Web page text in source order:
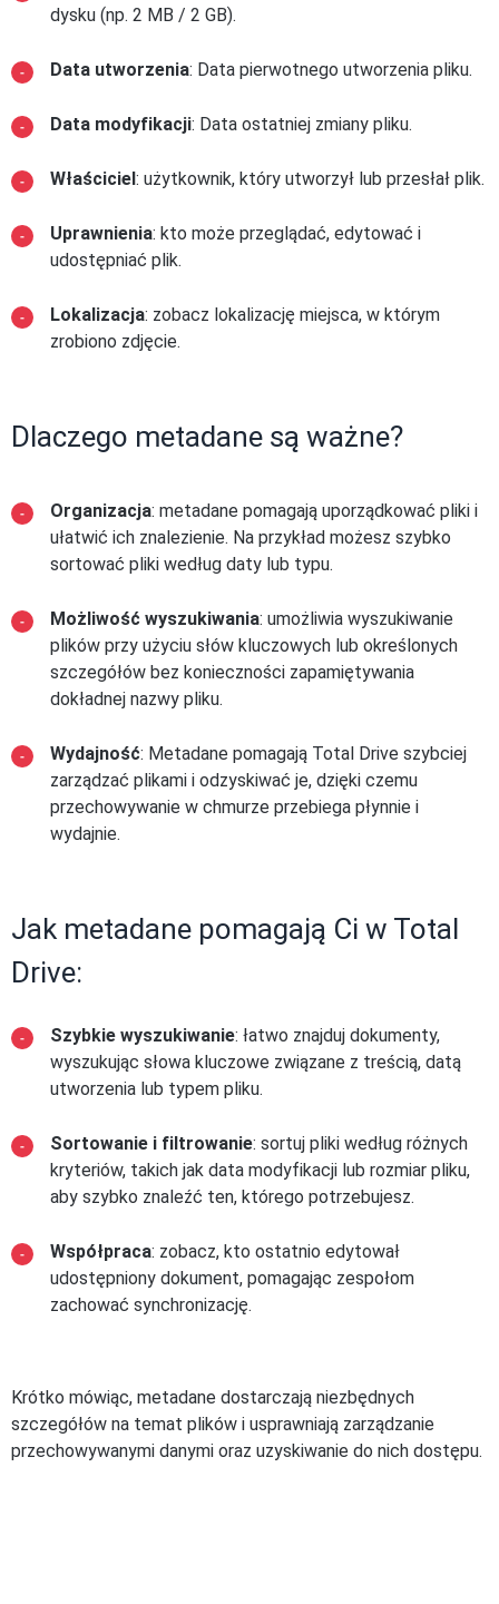
dysku (np. 2 MB / 2 GB).
Data utworzenia: Data pierwotnego utworzenia pliku.
Data modyfikacji: Data ostatniej zmiany pliku.
Właściciel: użytkownik, który utworzył lub przesłał plik.
Uprawnienia: kto może przeglądać, edytować i
udostępniać plik.
Lokalizacja: zobacz lokalizację miejsca, w którym
zrobiono zdjęcie.
Dlaczego metadane są ważne?
Organizacja: metadane pomagają uporządkować pliki i
ułatwić ich znalezienie. Na przykład możesz szybko
sortować pliki według daty lub typu.
Możliwość wyszukiwania: umożliwia wyszukiwanie
plików przy użyciu słów kluczowych lub określonych
szczegółów bez konieczności zapamiętywania
dokładnej nazwy pliku.
Wydajność: Metadane pomagają Total Drive szybciej
zarządzać plikami i odzyskiwać je, dzięki czemu
przechowywanie w chmurze przebiega płynnie i
wydajnie.
Jak metadane pomagają Ci w Total
Drive:
Szybkie wyszukiwanie: łatwo znajduj dokumenty,
wyszukując słowa kluczowe związane z treścią, datą
utworzenia lub typem pliku.
Sortowanie i filtrowanie: sortuj pliki według różnych
kryteriów, takich jak data modyfikacji lub rozmiar pliku,
aby szybko znaleźć ten, którego potrzebujesz.
Współpraca: zobacz, kto ostatnio edytował
udostępniony dokument, pomagając zespołom
zachować synchronizację.
Krótko mówiąc, metadane dostarczają niezbędnych
szczegółów na temat plików i usprawniają zarządzanie
przechowywanymi danymi oraz uzyskiwanie do nich dostępu.